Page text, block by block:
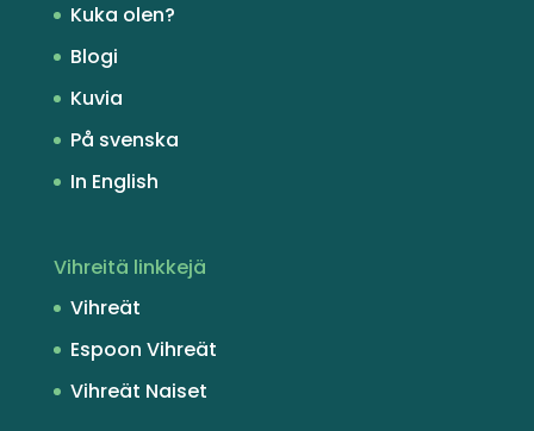
Kuka olen?
Blogi
Kuvia
På svenska
In English
Vihreitä linkkejä
Vihreät
Espoon Vihreät
Vihreät Naiset